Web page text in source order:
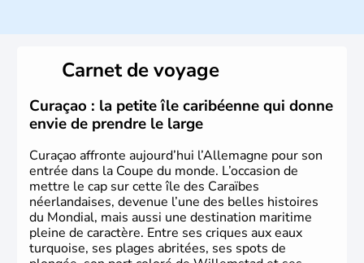
conservateur.Carnet de voyage
Curaçao : la petite île caribéenne qui donne
envie de prendre le large
Curaçao affronte aujourd’hui l’Allemagne pour son
entrée dans la Coupe du monde. L’occasion de
mettre le cap sur cette île des Caraïbes
néerlandaises, devenue l’une des belles histoires
du Mondial, mais aussi une destination maritime
pleine de caractère. Entre ses criques aux eaux
turquoise, ses plages abritées, ses spots de